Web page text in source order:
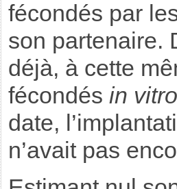
fécondés par
son partenaire.
déjà, à cette
fécondés in vitro
date,
n’avait pas